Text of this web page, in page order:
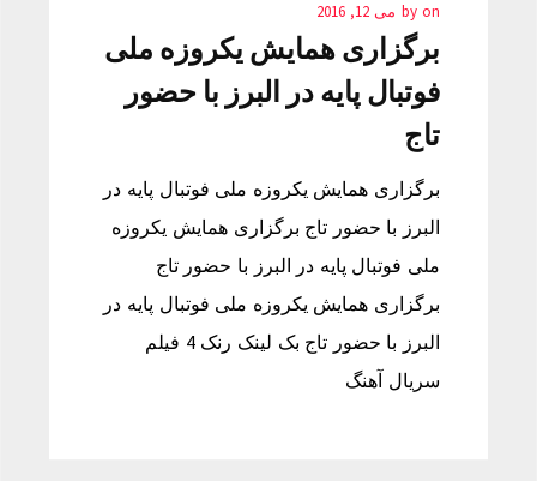
by on می 12, 2016
برگزاری همایش یکروزه ملی
فوتبال پایه در البرز با حضور
تاج
برگزاری همایش یکروزه ملی فوتبال پایه در
البرز با حضور تاج برگزاری همایش یکروزه
ملی فوتبال پایه در البرز با حضور تاج
برگزاری همایش یکروزه ملی فوتبال پایه در
البرز با حضور تاج بک لینک رنک 4 فیلم
سریال آهنگ